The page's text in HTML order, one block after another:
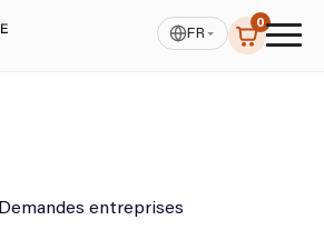
FR
0
Demandes entreprises